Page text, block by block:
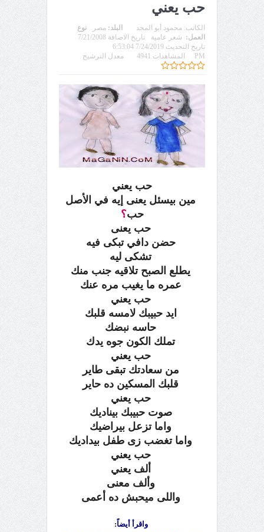
حب يعني
الكاتب: محمود أبو المجد البلد: مصر
نوع
العمل: شعر عامية
تاريخ الاضافة 7/21/2008
تاريخ التحديث 7/24/2019 6:53:04
PM
المشاهدات 4941 معدل الترشيح
حب يعني
مين بيسئل يعنى إيه في الأصل
حب؟
حب يعنى
حضن دافي تبكى فيه
تشكى ليه
يطلع الصبح تلاقيه جنب منك
عمره ما يغيب مره عنك
حب يعني
ايد حبيبك لامسه قلبك
حاسه نبضك
تملك الكون جوه يدك
حب يعني
من سعادتك تبقى طاير
قلبك المسكين ده حاير
حب يعني
صوت حبيبك بيناديك
واما تزعل بيراضيك
واما تغضب زى طفل بيداديك
حب يعني
ألف يعني
وألف معنى
واللى ميحبش ده أعمى
واقرأ أيضاً: